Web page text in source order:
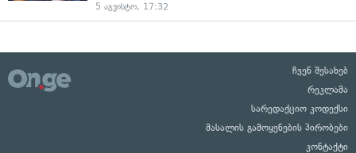
5 აგვისტო, 17:32
ჩვენ შესახებ
რეკლამა
სარედაქციო კოდექსი
მასალის გამოყენების პირობები
კონტაქტი